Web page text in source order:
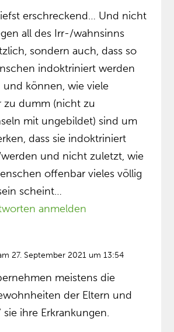
erschreckend… Und nicht
all des Irr-/wahnsinns
sondern auch, dass so
indoktriniert werden
können, wie viele
zu dumm (nicht zu
mit ungebildet) sind um
dass sie indoktriniert
und nicht zuletzt, wie
offenbar vieles völlig
scheint…
anmelden
27. September 2021 um 13:54
meistens die
der Eltern und
sie ihre Erkrankungen.